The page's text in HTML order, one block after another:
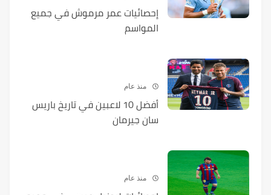
إحصائيات عمر مرموش في جميع
المواسم
منذ عام
أفضل 10 لاعبين في تاريخ باريس
سان جيرمان
منذ عام